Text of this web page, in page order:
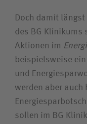
Doch damit längst
des BG Klinikums
Aktionen im
beispielsweise
und
werden aber auch
sollen im BG